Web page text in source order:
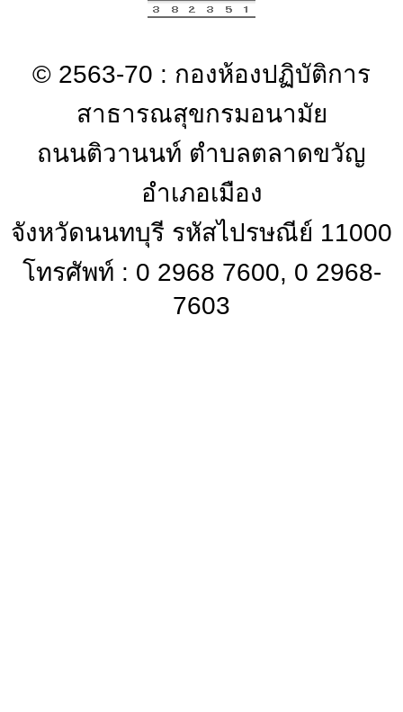
© 2563-70 : กองห้องปฏิบัติการ
สาธารณสุขกรมอนามัย
ถนนติวานนท์ ตำบลตลาดขวัญ
อำเภอเมือง
จังหวัดนนทบุรี รหัสไปรษณีย์ 11000
โทรศัพท์ : 0 2968 7600, 0 2968-
7603